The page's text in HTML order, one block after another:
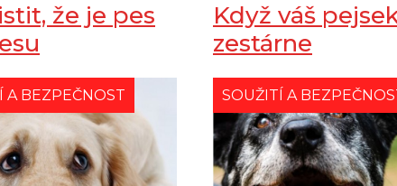
že je pes
A BEZPEČNOST
Když váš
zestárne
SOUŽITÍ A